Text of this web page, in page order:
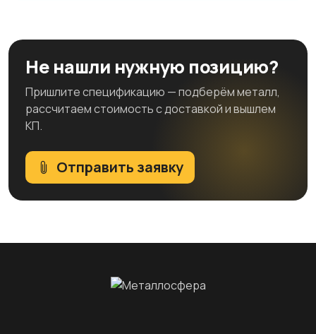
Не нашли нужную позицию?
Пришлите спецификацию — подберём металл,
рассчитаем стоимость с доставкой и вышлем
КП.
Отправить заявку